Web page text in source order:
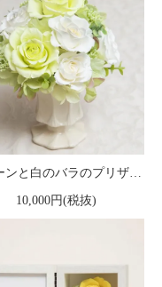
グリーンと白のバラのプリザーブドフラワーアレンジ 「ルーチェ」
10,000円(税抜)